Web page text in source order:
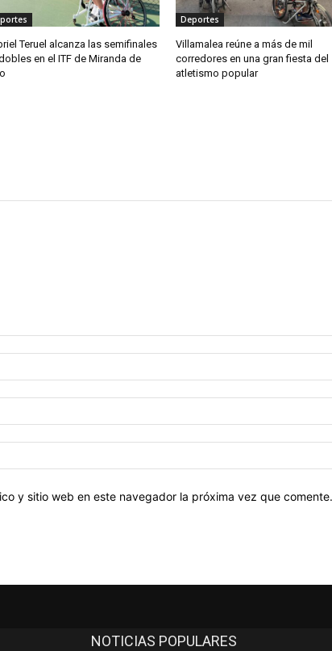
Teruel alcanza las semifinales
en el ITF de Miranda de
Deportes
Villamalea reúne a más de mil
corredores en una gran fiesta del
atletismo popular
y sitio web en este navegador la próxima vez que comente.
NOTICIAS POPULARES